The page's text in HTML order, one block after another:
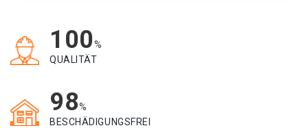
100%
QUALITÄT
98%
BESCHÄDIGUNGSFREI